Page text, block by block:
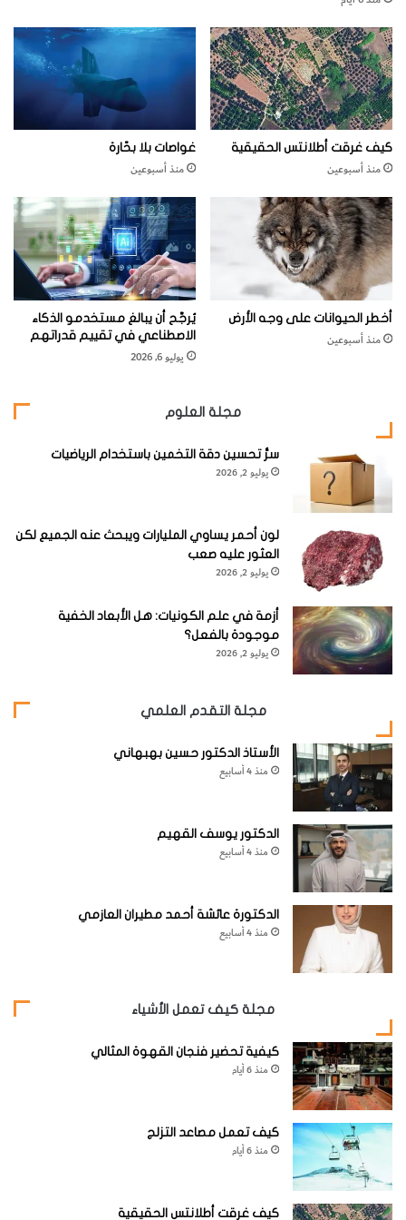
ة
ا
ل
أ
و
ل
ى
؟
ن
د
م
ا
ت
ص
ا
ب
ب
ا
ل
ح
م
ى
كيف غرقت أطلانتس الحقيقية
منذ أسبوعين
غواصات بلا بحّارة
منذ أسبوعين
أخطر الحيوانات على وجه الأرض
منذ أسبوعين
يُرجَّح أن يبالغ مستخدمو الذكاء
الاصطناعي في تقييم قدراتهم
يوليو 6, 2026
مجلة العلوم
سرُّ تحسين دقة التخمين باستخدام الرياضيات
يوليو 2, 2026
لون أحمر يساوي المليارات ويبحث عنه الجميع لكن
العثور عليه صعب
يوليو 2, 2026
أزمة في علم الكونيات: هل الأبعاد الخفية
موجودة بالفعل؟
يوليو 2, 2026
مجلة التقدم العلمي
الأستاذ الدكتور حسين بهبهاني
منذ 4 أسابيع
الدكتور يوسف القهيم
منذ 4 أسابيع
الدكتورة عائشة أحمد مطيران العازمي
منذ 4 أسابيع
مجلة كيف تعمل الأشياء
كيفية تحضير فنجان القهوة المثالي
منذ 6 أيام
كيف تعمل مصاعد التزلج
منذ 6 أيام
كيف غرقت أطلانتس الحقيقية